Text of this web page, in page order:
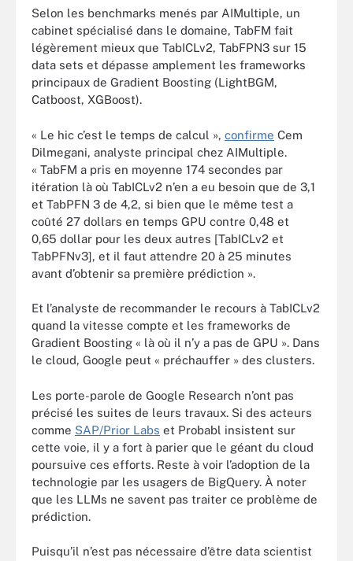
Selon les benchmarks menés par AIMultiple, un
cabinet spécialisé dans le domaine, TabFM fait
légèrement mieux que TabICLv2, TabFPN3 sur 15
data sets et dépasse amplement les frameworks
principaux de Gradient Boosting (LightBGM,
Catboost, XGBoost).
« Le hic c’est le temps de calcul », confirme Cem
Dilmegani, analyste principal chez AIMultiple.
« TabFM a pris en moyenne 174 secondes par
itération là où TabICLv2 n’en a eu besoin que de 3,1
et TabPFN 3 de 4,2, si bien que le même test a
coûté 27 dollars en temps GPU contre 0,48 et
0,65 dollar pour les deux autres [TabICLv2 et
TabPFNv3], et il faut attendre 20 à 25 minutes
avant d’obtenir sa première prédiction ».
Et l’analyste de recommander le recours à TabICLv2
quand la vitesse compte et les frameworks de
Gradient Boosting « là où il n’y a pas de GPU ». Dans
le cloud, Google peut « préchauffer » des clusters.
Les porte-parole de Google Research n’ont pas
précisé les suites de leurs travaux. Si des acteurs
comme SAP/Prior Labs et Probabl insistent sur
cette voie, il y a fort à parier que le géant du cloud
poursuive ces efforts. Reste à voir l’adoption de la
technologie par les usagers de BigQuery. À noter
que les LLMs ne savent pas traiter ce problème de
prédiction.
Puisqu’il n’est pas nécessaire d’être data scientist